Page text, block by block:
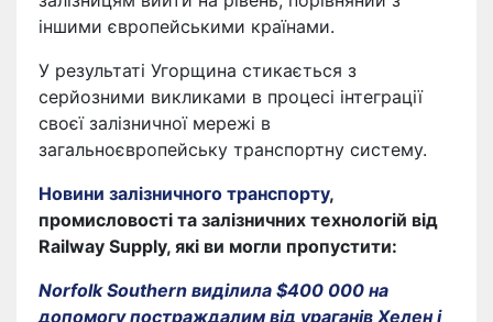
іншими європейськими країнами.
У результаті Угорщина стикається з
серйозними викликами в процесі інтеграції
своєї залізничної мережі в
загальноєвропейську транспортну систему.
Новини залізничного транспорту,
промисловості та залізничних технологій від
Railway Supply, які ви могли пропустити:
Norfolk Southern виділила $400 000 на
допомогу постраждалим від ураганів Хелен і